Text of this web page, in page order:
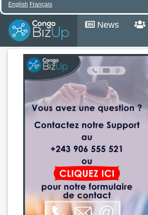
English Français
News